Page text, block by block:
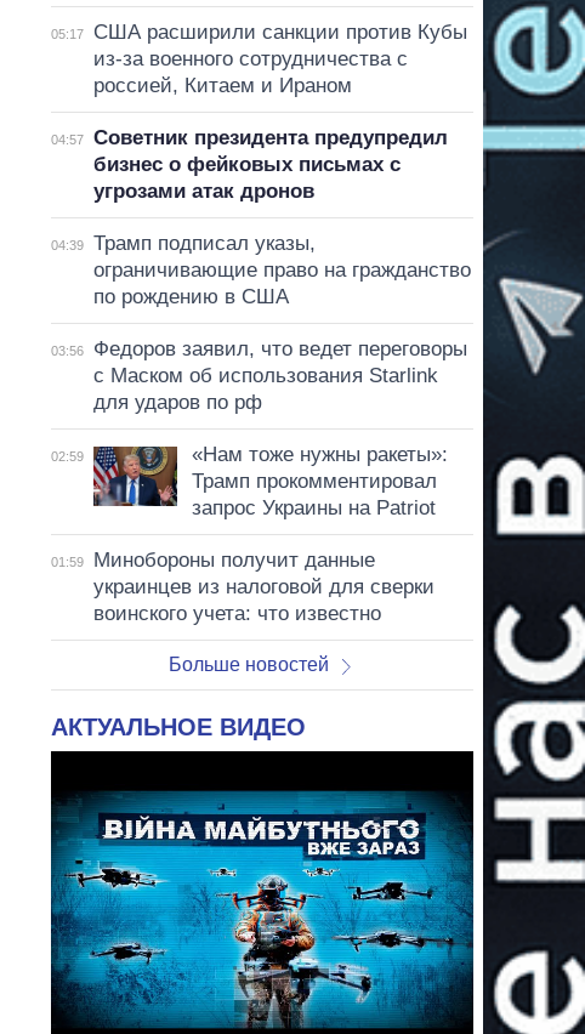
05:17
США расширили санкции против Кубы
из-за военного сотрудничества с
россией, Китаем и Ираном
04:57
Советник президента предупредил
бизнес о фейковых письмах с
угрозами атак дронов
04:39
Трамп подписал указы,
ограничивающие право на гражданство
по рождению в США
03:56
Федоров заявил, что ведет переговоры
с Маском об использования Starlink
для ударов по рф
02:59
«Нам тоже нужны ракеты»:
Трамп прокомментировал
запрос Украины на Patriot
01:59
Минобороны получит данные
украинцев из налоговой для сверки
воинского учета: что известно
Больше новостей
АКТУАЛЬНОЕ ВИДЕО